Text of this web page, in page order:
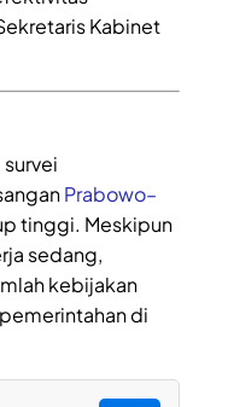
Kabinet
Prabowo–
tinggi. Meskipun
sedang,
kebijakan
di